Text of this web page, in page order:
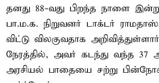
தனது 88-வது பிறந்த நாளை
பா.ம.க. நிறுவனர் டாக்டர் ராமதாஸ்
விட்டு விலகுவதாக
நேரத்தில், அவர் கடந்து வந்த
அரசியல் பாதையை சற்று